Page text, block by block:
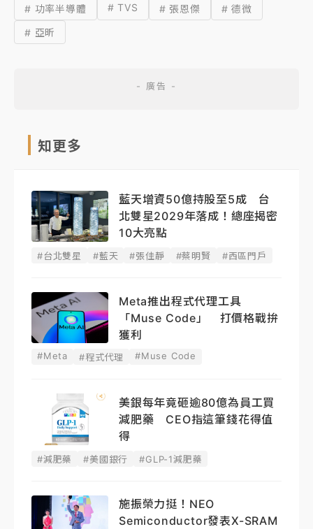
# 功率半導體 # TVS # 張恩傑
# 德微
# 亞昕
知更多
藍天增資50億持股至5成 台
北雙星2029年落成！總座揭密
10大亮點
#台北雙星 #藍天 #張佳靜 #蔡明賢 #西區門戶
Meta推出程式代理工具
「Muse Code」 打價格戰拚
獲利
#Meta #程式代理 #Muse Code
美銀每年竟砸逾80億為員工買
減肥藥 CEO指這筆錢花得值
得
#減肥藥 #美國銀行 #GLP-1減肥藥
施振榮力挺！NEO
Semiconductor發表X-SRAM